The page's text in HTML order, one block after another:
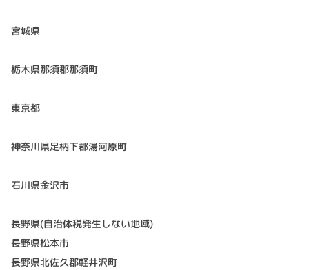
宮城県
栃木県那須郡那須町
東京都
神奈川県足柄下郡湯河原町
石川県金沢市
長野県(自治体税発生しない地域)
長野県松本市
長野県北佐久郡軽井沢町